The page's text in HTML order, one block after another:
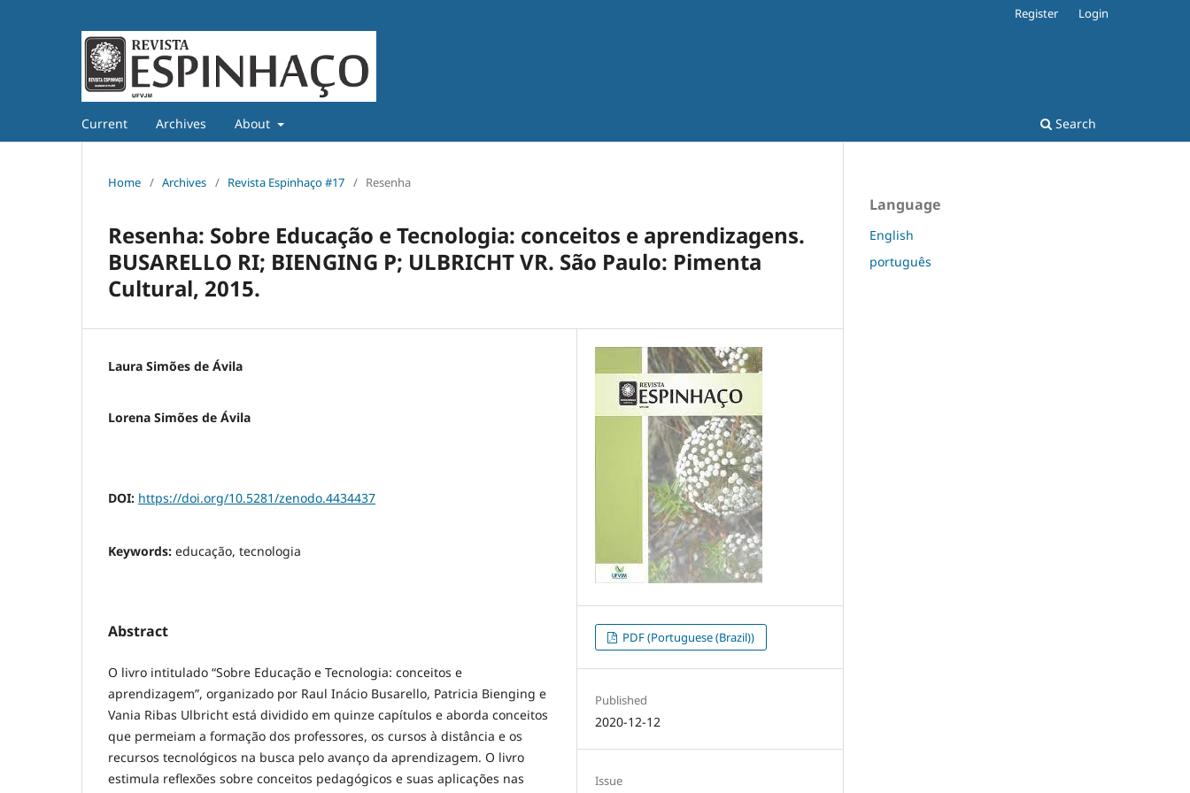
Current Archives About Search
Register Login
Home / Archives / Revista Espinhaço #17 / Resenha
Resenha: Sobre Educação e Tecnologia: conceitos e aprendizagens.
BUSARELLO RI; BIENGING P; ULBRICHT VR. São Paulo: Pimenta
Cultural, 2015.
Laura Simões de Ávila
Lorena Simões de Ávila
DOI: https://doi.org/10.5281/zenodo.4434437
Keywords: educação, tecnologia
Abstract
O livro intitulado “Sobre Educação e Tecnologia: conceitos e
aprendizagem”, organizado por Raul Inácio Busarello, Patricia Bienging e
Vania Ribas Ulbricht está dividido em quinze capítulos e aborda conceitos
que permeiam a formação dos professores, os cursos à distância e os
recursos tecnológicos na busca pelo avanço da aprendizagem. O livro
estimula reflexões sobre conceitos pedagógicos e suas aplicações nas
PDF (Portuguese (Brazil))
Published
2020-12-12
Issue
Language
English
português